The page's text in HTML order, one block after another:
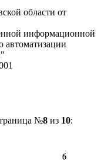
области от
информационной
автоматизации
№8из 10: